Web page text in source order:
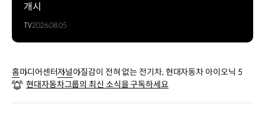
개시
TV2026.08.05
홈미디어센터저널이질감이 전혀 없는 전기차, 현대자동차 아이오닉 5
현대자동차그룹의 최신 소식을 구독하세요